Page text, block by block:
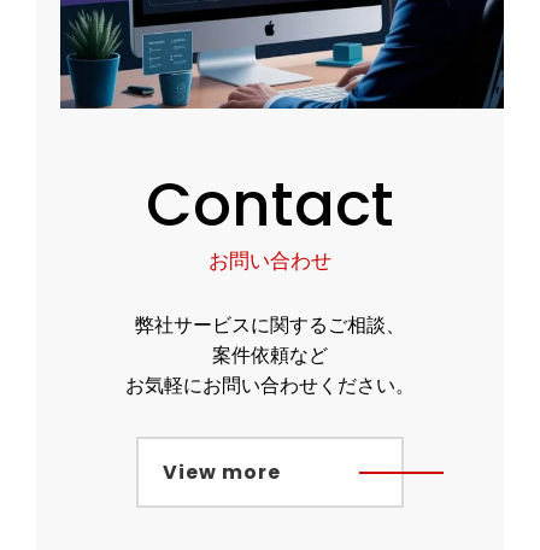
Contact
お問い合わせ
弊社サービスに関するご相談、
案件依頼など
お気軽にお問い合わせください。
View more